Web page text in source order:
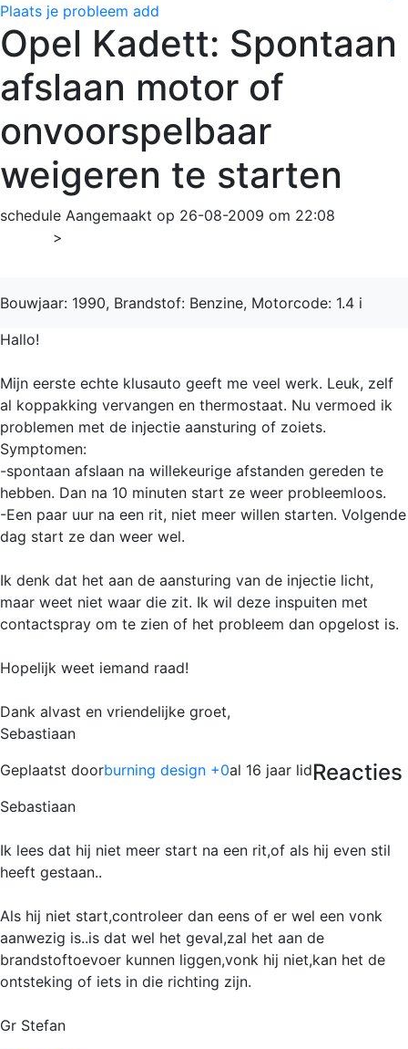
Plaats je probleem add
Opel Kadett: Spontaan
afslaan motor of
onvoorspelbaar
weigeren te starten
schedule Aangemaakt op 26-08-2009 om 22:08
>
Bouwjaar: 1990, Brandstof: Benzine, Motorcode: 1.4 i
Hallo!
Mijn eerste echte klusauto geeft me veel werk. Leuk, zelf
al koppakking vervangen en thermostaat. Nu vermoed ik
problemen met de injectie aansturing of zoiets.
Symptomen:
-spontaan afslaan na willekeurige afstanden gereden te
hebben. Dan na 10 minuten start ze weer probleemloos.
-Een paar uur na een rit, niet meer willen starten. Volgende
dag start ze dan weer wel.
Ik denk dat het aan de aansturing van de injectie licht,
maar weet niet waar die zit. Ik wil deze inspuiten met
contactspray om te zien of het probleem dan opgelost is.
Hopelijk weet iemand raad!
Dank alvast en vriendelijke groet,
Sebastiaan
Geplaatst doorburning design +0al 16 jaar lidReacties
Sebastiaan
Ik lees dat hij niet meer start na een rit,of als hij even stil
heeft gestaan..
Als hij niet start,controleer dan eens of er wel een vonk
aanwezig is..is dat wel het geval,zal het aan de
brandstoftoevoer kunnen liggen,vonk hij niet,kan het de
ontsteking of iets in die richting zijn.
Gr Stefan